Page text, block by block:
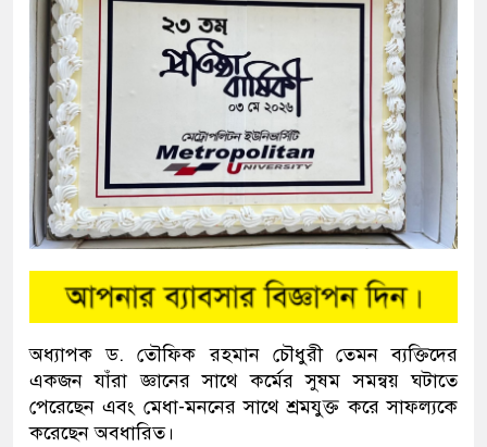
অধ্যাপক ড. তৌফিক রহমান চৌধুরী তেমন ব্যক্তিদের
একজন যাঁরা জ্ঞানের সাথে কর্মের সুষম সমন্বয় ঘটাতে
পেরেছেন এবং মেধা-মননের সাথে শ্রমযুক্ত করে সাফল্যকে
করেছেন অবধারিত।